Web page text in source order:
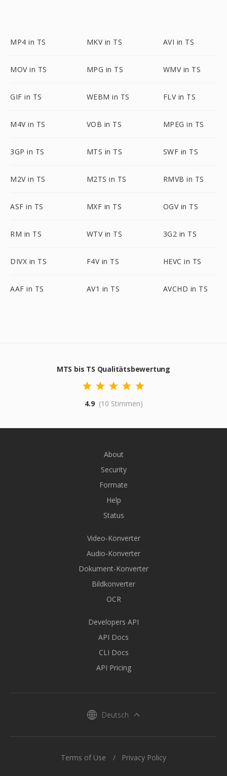
MP4 in TS MKV in TS AVI in TS
MOV in TS MPG in TS WMV in TS
GIF in TS WEBM in TS FLV in TS
M4V in TS VOB in TS MPEG in TS
3GP in TS MTS in TS SWF in TS
M2V in TS M2TS in TS RMVB in TS
ASF in TS MXF in TS OGV in TS
RM in TS WTV in TS 3G2 in TS
DIVX in TS F4V in TS HEVC in TS
AAF in TS AV1 in TS AVCHD in TS
MTS bis TS Qualitätsbewertung
4.9 (10 Stimmen)
About
Security
Formate
Help
Status
Video-Konverter
Audio-Konverter
Dokument-Konverter
Bildkonverter
OCR
Developers API
API Docs
CLI Docs
API Pricing
Deutsch
Terms of Use Privacy Policy